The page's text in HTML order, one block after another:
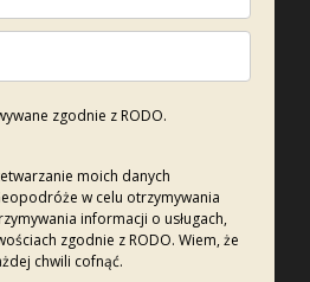
zgodnie z RODO.
moich danych
w celu otrzymywania
informacji o usługach,
zgodnie z RODO. Wiem, że
chwili cofnąć.